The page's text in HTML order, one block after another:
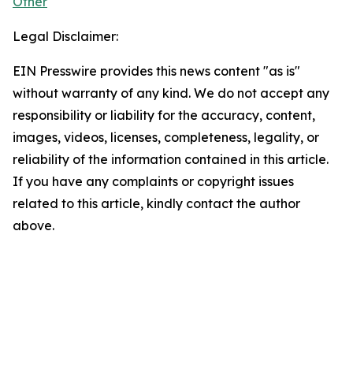
Legal Disclaimer:
EIN Presswire provides this news content "as is"
without warranty of any kind. We do not accept any
responsibility or liability for the accuracy, content,
images, videos, licenses, completeness, legality, or
reliability of the information contained in this article.
If you have any complaints or copyright issues
related to this article, kindly contact the author
above.